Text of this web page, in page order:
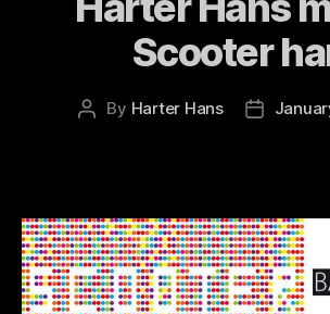
Scooter
Post
By Harter Hans
Post